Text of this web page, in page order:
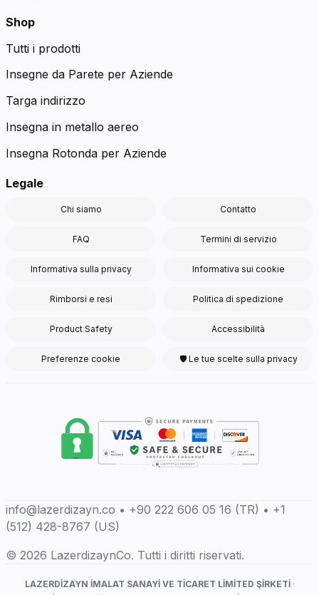
Shop
Tutti i prodotti
Insegne da Parete per Aziende
Targa indirizzo
Insegna in metallo aereo
Insegna Rotonda per Aziende
Legale
Chi siamo Contatto
FAQ Termini di servizio
Informativa sulla privacy Informativa sui cookie
Rimborsi e resi Politica di spedizione
Product Safety Accessibilità
Preferenze cookie 🛡 Le tue scelte sulla privacy
info@lazerdizayn.co • +90 222 606 05 16 (TR) • +1
(512) 428-8767 (US)
© 2026 LazerdizaynCo. Tutti i diritti riservati.
LAZERDİZAYN İMALAT SANAYİ VE TİCARET LİMİTED ŞİRKETİ·